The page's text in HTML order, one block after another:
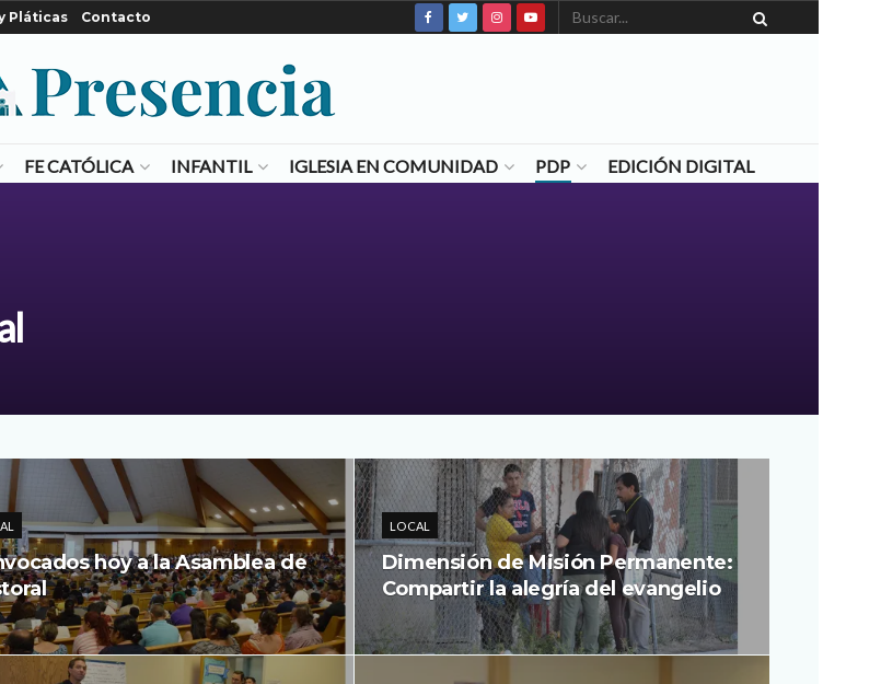
Pláticas Contacto
FE CATÓLICA INFANTIL IGLESIA EN COMUNIDAD PDP EDICIÓN DIGITAL
hoy a la Asamblea de
LOCAL
Dimensión de Misión Permanente:
Compartir la alegría del evangelio